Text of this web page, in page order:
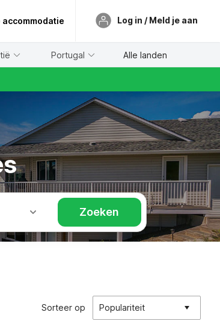
accommodatie Log in / Meld je aan
Portugal Alle landen
Zoeken
Sorteer op Populariteit